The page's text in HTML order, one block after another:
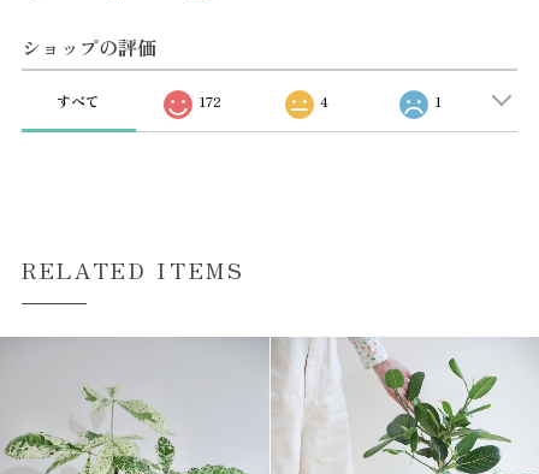
ショップの評価
すべて 172 4 1
RELATED ITEMS